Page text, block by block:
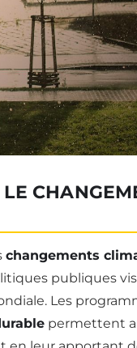
LE
changements
publiques
Les
permettent